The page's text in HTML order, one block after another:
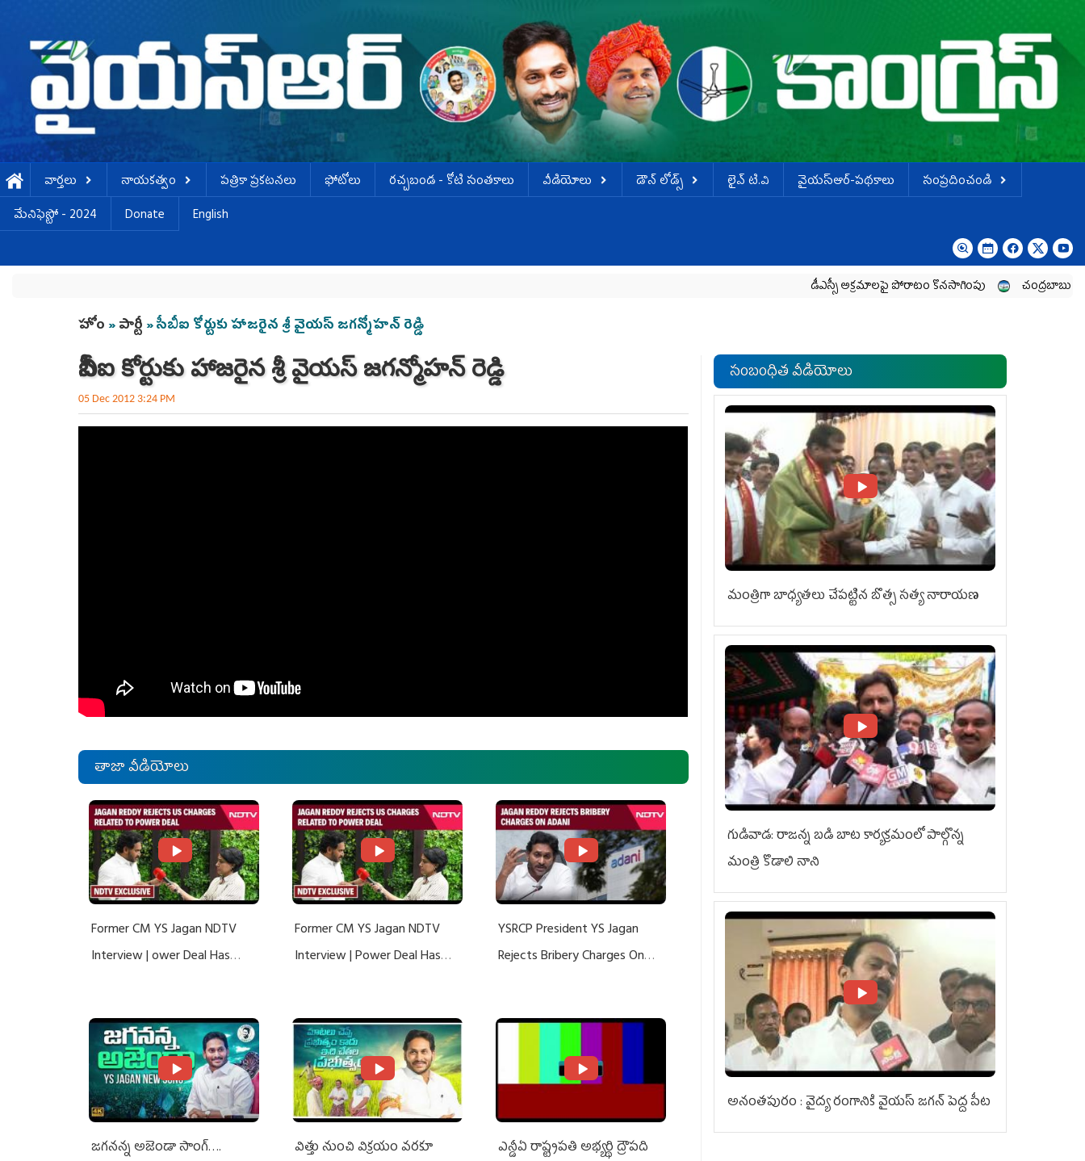
వార్తలు నాయకత్వం పత్రికా ప్రకటనలు ఫోటోలు ర‌చ్చ‌బండ‌ - కోటి సంత‌కాలు వీడియోలు డౌన్ లోడ్స్ లైవ్ టి.వి వైయస్ఆర్-పథకాలు
సంప్రదించండి
మేనిఫెస్టో - 2024
Donate English
డీఎస్సీ అక్రమాలపై పోరాటం కొనసాగింపు చంద్రబాబు ఆర్థిక
You are here
హోం »పార్టీ » సీబీఐ కోర్టుకు హాజరైన శ్రీ వైయస్ జగన్మోహన్ రెడ్డి
సీబీఐ కోర్టుకు హాజరైన శ్రీ వైయస్ జగన్మోహన్ రెడ్డి
05 Dec 2012 3:24 PM
తాజా వీడియోలు
Former CM YS Jagan NDTV
Interview | ower Deal Has
Former CM YS Jagan NDTV
Interview | Power Deal Has
YSRCP President YS Jagan
Rejects Bribery Charges On
జగనన్న అజెండా సాంగ్….
విత్తు నుంచి విక్రయం వరకూ
ఎన్డీఏ రాష్ట్ర‌ప‌తి అభ్య‌ర్థి ద్రౌప‌ది
సంబంధిత వీడియోలు
మంత్రిగా బాధ్యతలు చేపట్టిన బొత్స సత్య నారాయణ
గుడివాడ: రాజన్న బడి బాట కార్యక్రమంలో పాల్గొన్న
మంత్రి కొడాలి నాని
అనంతపురం : వైద్య రంగానికి వైయ‌స్ జ‌గ‌న్ పెద్ద పీట